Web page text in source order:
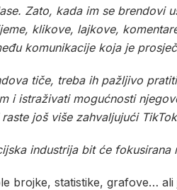
Zato, kada im se brendovi
klikove, lajkove,
komunikacije koja je
tiče, treba ih pažljivo
i istraživati mogućnosti
još više zahvaljujući
industrija bit će
brojke, statistike, grafove…